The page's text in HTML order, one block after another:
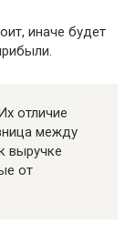
иначе будет
отличие
между
выручке
от